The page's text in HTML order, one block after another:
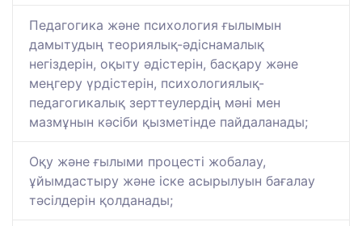
Педагогика және психология ғылымын
дамытудың теориялық-әдіснамалық
негіздерін, оқыту әдістерін, басқару және
меңгеру үрдістерін, психологиялық-
педагогикалық зерттеулердің мәні мен
мазмұнын кәсіби қызметінде пайдаланады;
Оқу және ғылыми процесті жобалау,
ұйымдастыру және іске асырылуын бағалау
тәсілдерін қолданады;